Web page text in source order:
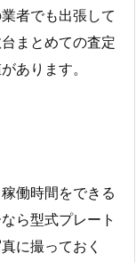
者でも出張して
まとめての査定
あります。
働時間をできる
ら型式プレート
に撮っておく